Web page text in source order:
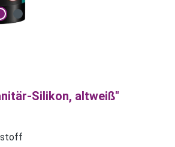
Silikon, altweiß"